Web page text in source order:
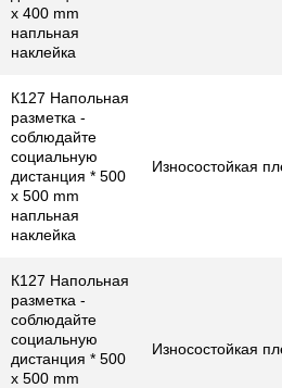
x 400 mm
напльная
наклейка
К127 Напольная
разметка -
соблюдайте
социальную
дистанция * 500
x 500 mm
напльная
наклейка
Износостойкая
К127 Напольная
разметка -
соблюдайте
социальную
дистанция * 500
x 500 mm
Износостойкая